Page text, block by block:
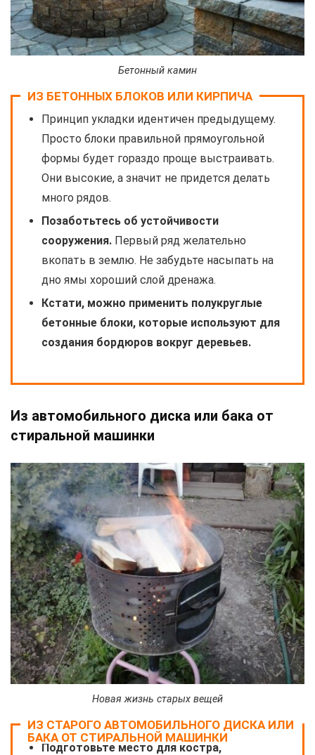
Бетонный камин
ИЗ БЕТОННЫХ БЛОКОВ ИЛИ КИРПИЧА
Принцип укладки идентичен предыдущему.
Просто блоки правильной прямоугольной
формы будет гораздо проще выстраивать.
Они высокие, а значит не придется делать
много рядов.
Позаботьтесь об устойчивости
сооружения. Первый ряд желательно
вкопать в землю. Не забудьте насыпать на
дно ямы хороший слой дренажа.
Кстати, можно применить полукруглые
бетонные блоки, которые используют для
создания бордюров вокруг деревьев.
Из автомобильного диска или бака от
стиральной машинки
Новая жизнь старых вещей
ИЗ СТАРОГО АВТОМОБИЛЬНОГО ДИСКА ИЛИ
БАКА ОТ СТИРАЛЬНОЙ МАШИНКИ
Подготовьте место для костра,